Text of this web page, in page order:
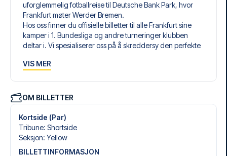
uforglemmelig fotballreise til Deutsche Bank Park, hvor
Frankfurt møter Werder Bremen.
Hos oss finner du offisielle billetter til alle Frankfurt sine
kamper i 1. Bundesliga og andre turneringer klubben
deltar i. Vi spesialiserer oss på å skreddersy den perfekte
behov.
sammen din egen fotballpakke, tilpasset dine preferanser.
Velg blant et bredt utvalg av fotballbilletter, nøye utvalgte
hoteller for enhver smak og budsjett, samt fleksible fly som
passer deg best.
Når du velger billettype, kan du se hvilken seksjon du skal
VIS MER
OM BILLETTER
Kortside (Par)
Tribune: Shortside
Seksjon: Yellow
BILLETTINFORMASJON